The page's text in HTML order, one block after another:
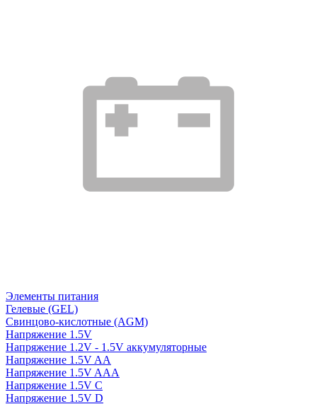
Элементы питания
Гелевые (GEL)
Свинцово-кислотные (AGM)
Напряжение 1.5V
Напряжение 1.2V - 1.5V аккумуляторные
Напряжение 1.5V AA
Напряжение 1.5V AAA
Напряжение 1.5V C
Напряжение 1.5V D